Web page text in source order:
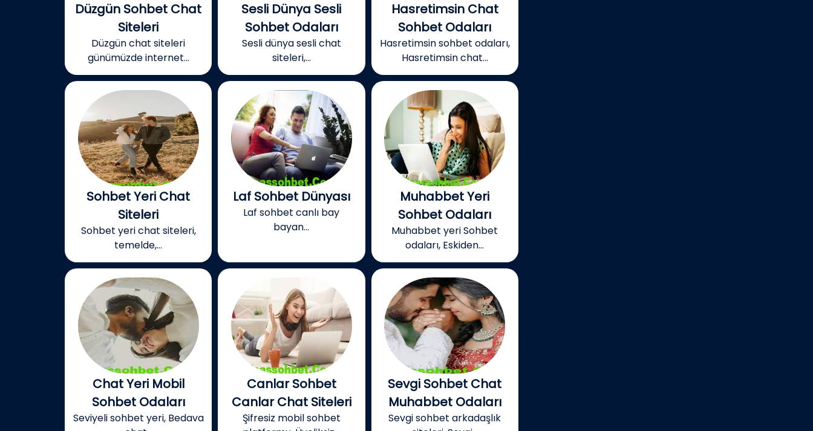
Düzgün Sohbet Chat
Siteleri
Düzgün chat siteleri
günümüzde internet...
Sesli Dünya Sesli
Sohbet Odaları
Sesli dünya sesli chat
siteleri,...
Hasretimsin Chat
Sohbet Odaları
Hasretimsin sohbet odaları,
Hasretimsin chat...
Sohbet Yeri Chat
Siteleri
Sohbet yeri chat siteleri,
temelde,...
Laf Sohbet Dünyası
Laf sohbet canlı bay
bayan...
Muhabbet Yeri
Sohbet Odaları
Muhabbet yeri Sohbet
odaları, Eskiden...
Chat Yeri Mobil
Sohbet Odaları
Seviyeli sohbet yeri, Bedava
Canlar Sohbet
Canlar Chat Siteleri
Şifresiz mobil sohbet
Sevgi Sohbet Chat
Muhabbet Odaları
Sevgi sohbet arkadaşlık